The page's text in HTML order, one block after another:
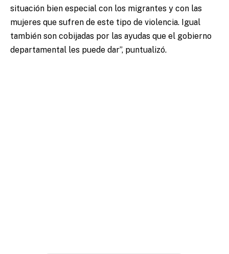
situación bien especial con los migrantes y con las
mujeres que sufren de este tipo de violencia. Igual
también son cobijadas por las ayudas que el gobierno
departamental les puede dar”, puntualizó.